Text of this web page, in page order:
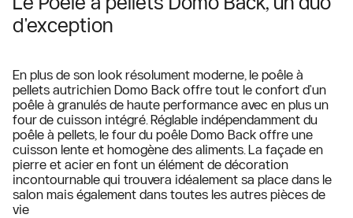
d'exception
En plus de son look résolument moderne, le poêle à
pellets autrichien Domo Back offre tout le confort d'un
poêle à granulés de haute performance avec en plus un
four de cuisson intégré. Réglable indépendamment du
poêle à pellets, le four du poêle Domo Back offre une
cuisson lente et homogène des aliments. La façade en
pierre et acier en font un élément de décoration
incontournable qui trouvera idéalement sa place dans le
salon mais également dans toutes les autres pièces de
vie